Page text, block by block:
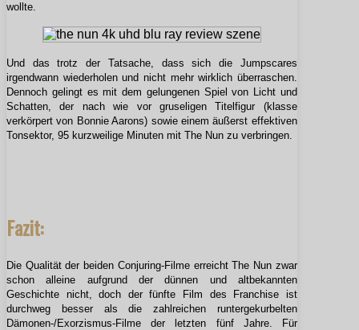
wollte.
Und das trotz der Tatsache, dass sich die Jumpscares
irgendwann wiederholen und nicht mehr wirklich überraschen.
Dennoch gelingt es mit dem gelungenen Spiel von Licht und
Schatten, der nach wie vor gruseligen Titelfigur (klasse
verkörpert von Bonnie Aarons) sowie einem äußerst effektiven
Tonsektor, 95 kurzweilige Minuten mit The Nun zu verbringen.
Fazit:
Die Qualität der beiden Conjuring-Filme erreicht The Nun zwar
schon alleine aufgrund der dünnen und altbekannten
Geschichte nicht, doch der fünfte Film des Franchise ist
durchweg besser als die zahlreichen runtergekurbelten
Dämonen-/Exorzismus-Filme der letzten fünf Jahre. Für